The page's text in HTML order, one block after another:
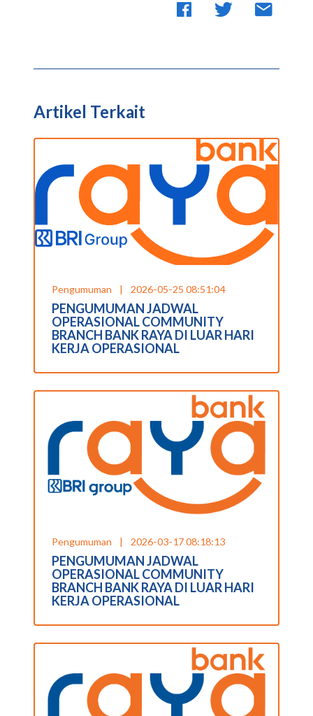
Artikel Terkait
Pengumuman 2026-05-25 08:51:04
PENGUMUMAN JADWAL
OPERASIONAL COMMUNITY
BRANCH BANK RAYA DI LUAR HARI
KERJA OPERASIONAL
Pengumuman 2026-03-17 08:18:13
PENGUMUMAN JADWAL
OPERASIONAL COMMUNITY
BRANCH BANK RAYA DI LUAR HARI
KERJA OPERASIONAL